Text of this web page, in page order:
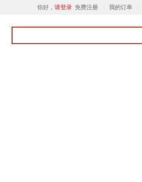
你好， 请登录 免费注册 我的订单